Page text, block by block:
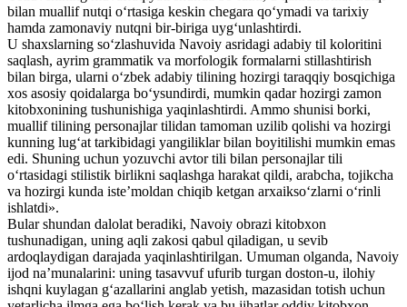
bilan muallif nutqi o‘rtasiga keskin chegara qo‘ymadi va tarixiy
hamda zamonaviy nutqni bir-biriga uyg‘unlashtirdi.
U shaxslarning so‘zlashuvida Navoiy asridagi adabiy til koloritini
saqlash, ayrim grammatik va morfologik formalarni stillashtirish
bilan birga, ularni o‘zbek adabiy tilining hozirgi taraqqiy bosqichiga
xos asosiy qoidalarga bo‘ysundirdi, mumkin qadar hozirgi zamon
kitobxonining tushunishiga yaqinlashtirdi. Ammo shunisi borki,
muallif tilining personajlar tilidan tamoman uzilib qolishi va hozirgi
kunning lug‘at tarkibidagi yangiliklar bilan boyitilishi mumkin emas
edi. Shuning uchun yozuvchi avtor tili bilan personajlar tili
o‘rtasidagi stilistik birlikni saqlashga harakat qildi, arabcha, tojikcha
va hozirgi kunda iste’moldan chiqib ketgan arxaikso‘zlarni o‘rinli
ishlatdi».
Bular shundan dalolat beradiki, Navoiy obrazi kitobxon
tushunadigan, uning aqli zakosi qabul qiladigan, u sevib
ardoqlaydigan darajada yaqinlashtirilgan. Umuman olganda, Navoiy
ijod na’munalarini: uning tasavvuf ufurib turgan doston-u, ilohiy
ishqni kuylagan g‘azallarini anglab yetish, mazasidan totish uchun